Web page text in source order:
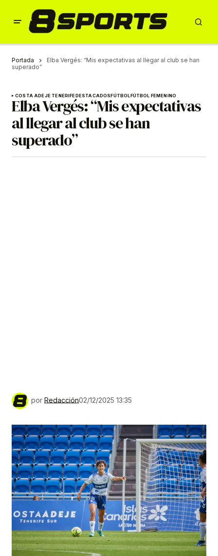
Portada
Elba Vergés: “Mis expectativas al llegar al club se han
superado”
COSTA ADEJE TENERIFEDESTACADOSFÚTBOLFÚTBOL FEMENINO
Elba Vergés: “Mis expectativas
al llegar al club se han
superado”
por Redacción02/12/2025 13:35